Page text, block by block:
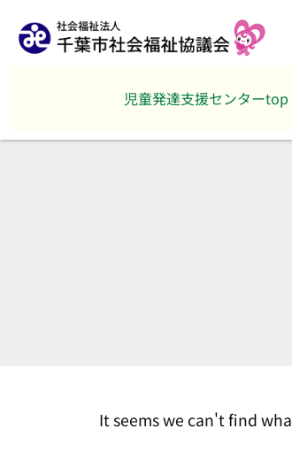
児童発達支援センターtop
It seems we can't find